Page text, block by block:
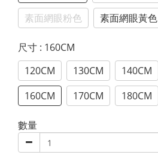
素面網眼粉色
素面網眼黃色
尺寸 : 160CM
120CM
130CM 140CM
160CM
170CM 180CM
數量